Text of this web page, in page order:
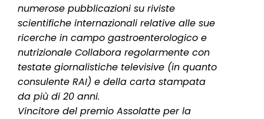
numerose pubblicazioni su riviste
scientifiche internazionali relative alle sue
ricerche in campo gastroenterologico e
nutrizionale Collabora regolarmente con
testate giornalistiche televisive (in quanto
consulente RAI) e della carta stampata
da più di 20 anni.
Vincitore del premio Assolatte per la